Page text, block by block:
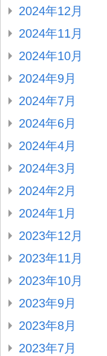
2024年12月
2024年11月
2024年10月
2024年9月
2024年7月
2024年6月
2024年4月
2024年3月
2024年2月
2024年1月
2023年12月
2023年11月
2023年10月
2023年9月
2023年8月
2023年7月